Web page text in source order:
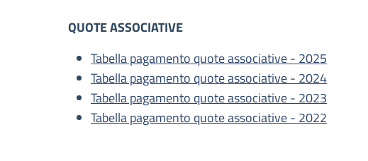
Descrizione
QUOTE ASSOCIATIVE
Tabella pagamento quote associative - 2025
Tabella pagamento quote associative - 2024
Tabella pagamento quote associative - 2023
Tabella pagamento quote associative - 2022